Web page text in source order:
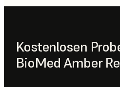
Kostenlosen
BioMed Amber